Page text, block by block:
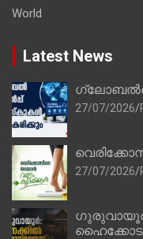
World
Latest News
27/07/2026
27/07/2026